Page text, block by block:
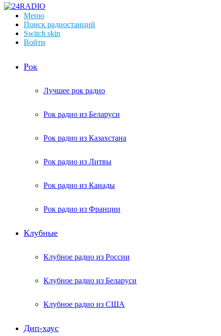
Меню
Поиск радиостанций
Switch skin
Войти
Рок
Лучшее рок радио
Рок радио из Беларуси
Рок радио из Казахстана
Рок радио из Литвы
Рок радио из Канады
Рок радио из Франции
Клубные
Клубное радио из России
Клубное радио из Беларуси
Клубное радио из США
Дип-хаус